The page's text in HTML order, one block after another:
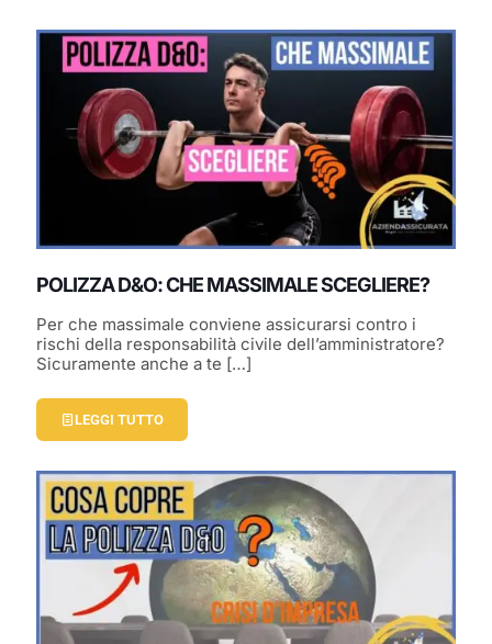
POLIZZA D&O: CHE MASSIMALE SCEGLIERE?
Per che massimale conviene assicurarsi contro i
rischi della responsabilità civile dell’amministratore?
Sicuramente anche a te […]
LEGGI TUTTO